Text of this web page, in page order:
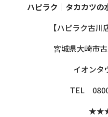
ハピラク｜タカカツ
【ハピラク古
宮城県大崎市
イオンタ
TEL